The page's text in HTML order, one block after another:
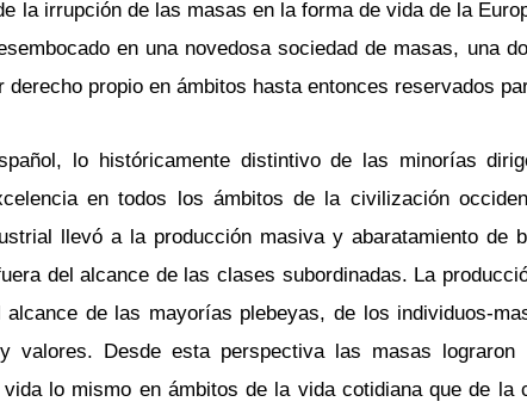
la irrupción de las masas en la forma de vida de la
en una novedosa sociedad de masas, una
propio en ámbitos hasta entonces reservados
lo históricamente distintivo de las minorías
en todos los ámbitos de la civilización
llevó a la producción masiva y abaratamiento de
del alcance de las clases subordinadas. La
de las mayorías plebeyas, de los individuos-
valores. Desde esta perspectiva las masas
lo mismo en ámbitos de la vida cotidiana que de la